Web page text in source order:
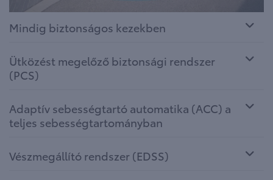
Mindig biztonságos kezekben
Ütközést megelőző biztonsági rendszer
(PCS)
Adaptív sebességtartó automatika (ACC) a
teljes sebességtartományban
Vészmegállító rendszer (EDSS)